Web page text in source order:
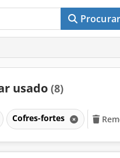
Procurar
usado (8)
Cofres-fortes